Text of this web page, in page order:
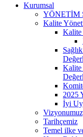
Kurumsal
YÖNETİM
Kalite
Kalite
Kalite
2025
İyi
Tarihçemiz
Temel ilke